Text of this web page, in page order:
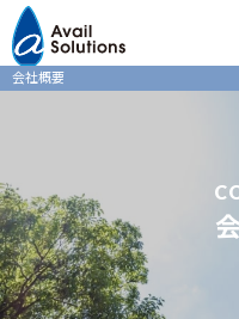
会社概要